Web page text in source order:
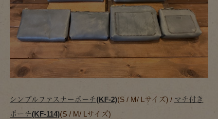
シンプルファスナーポーチ(KF-2)(S / M/ Lサイズ) / マチ付き
ポーチ(KF-114)(S / M/ Lサイズ)